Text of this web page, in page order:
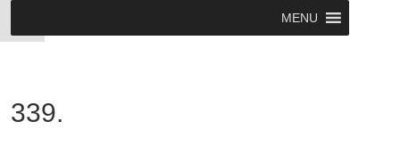
MENU
339.